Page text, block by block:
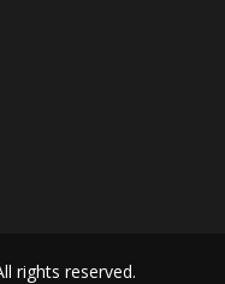
rights reserved.